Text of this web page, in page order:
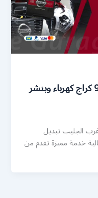
بنشر غرب الجليب 99007355 كراج كهرباء وبنشر
الجليب تبديل
خدمة مميزة تقدم من